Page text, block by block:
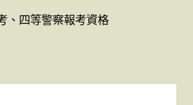
、四等警察報考資格